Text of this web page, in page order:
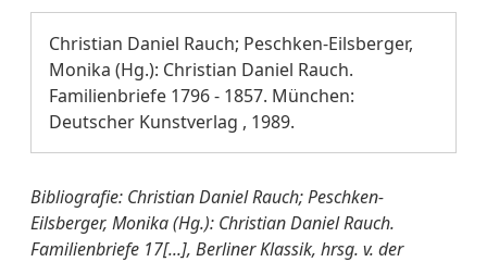
Christian Daniel Rauch; Peschken-Eilsberger,
Monika (Hg.): Christian Daniel Rauch.
Familienbriefe 1796 - 1857. München:
Deutscher Kunstverlag , 1989.
Bibliografie: Christian Daniel Rauch; Peschken-
Eilsberger, Monika (Hg.): Christian Daniel Rauch.
Familienbriefe 17[...], Berliner Klassik, hrsg. v. der